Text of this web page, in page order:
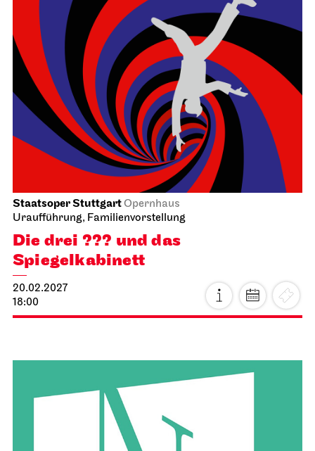
Staatsoper StuttgartOpernhaus
Uraufführung, Familienvorstellung
Die drei ??? und das
Spiegelkabinett
20.02.2027
18:00